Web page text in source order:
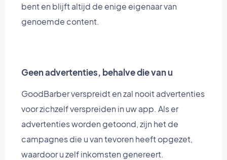
bent en blijft altijd de enige eigenaar van
genoemde content.
Geen advertenties, behalve die van u
GoodBarber verspreidt en zal nooit advertenties
voor zichzelf verspreiden in uw app. Als er
advertenties worden getoond, zijn het de
campagnes die u van tevoren heeft opgezet,
waardoor u zelf inkomsten genereert.